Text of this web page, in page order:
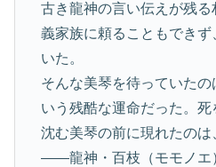
古き龍神の言い伝えが残
義家族に頼ることもでき
いた。
そんな美琴を待っていたの
いう残酷な運命だった。
沈む美琴の前に現れたの
――龍神・百枝（モモノエ